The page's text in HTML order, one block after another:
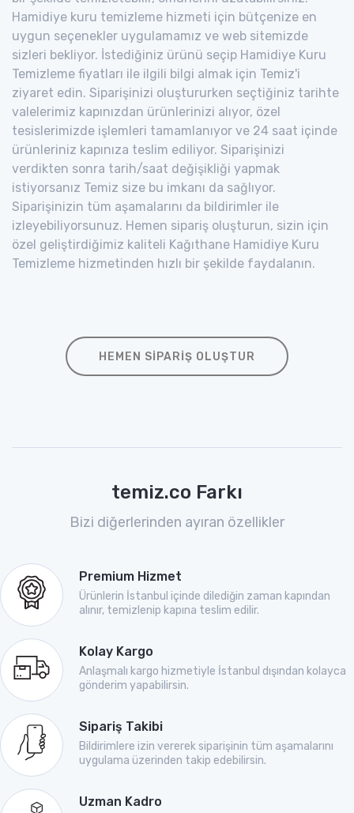
Hamidiye kuru temizleme hizmeti için bütçenize en
uygun seçenekler uygulamamız ve web sitemizde
sizleri bekliyor. İstediğiniz ürünü seçip Hamidiye Kuru
Temizleme fiyatları ile ilgili bilgi almak için Temiz'i
ziyaret edin. Siparişinizi oluştururken seçtiğiniz tarihte
valelerimiz kapınızdan ürünlerinizi alıyor, özel
tesislerimizde işlemleri tamamlanıyor ve 24 saat içinde
ürünleriniz kapınıza teslim ediliyor. Siparişinizi
verdikten sonra tarih/saat değişikliği yapmak
istiyorsanız Temiz size bu imkanı da sağlıyor.
Siparişinizin tüm aşamalarını da bildirimler ile
izleyebiliyorsunuz. Hemen sipariş oluşturun, sizin için
özel geliştirdiğimiz kaliteli Kağıthane Hamidiye Kuru
Temizleme hizmetinden hızlı bir şekilde faydalanın.
HEMEN SIPARIŞ OLUŞTUR
temiz.co Farkı
Bizi diğerlerinden ayıran özellikler
Premium Hizmet
Ürünlerin İstanbul içinde dilediğin zaman kapından
alınır, temizlenip kapına teslim edilir.
Kolay Kargo
Anlaşmalı kargo hizmetiyle İstanbul dışından kolayca
gönderim yapabilirsin.
Sipariş Takibi
Bildirimlere izin vererek siparişinin tüm aşamalarını
uygulama üzerinden takip edebilirsin.
Uzman Kadro